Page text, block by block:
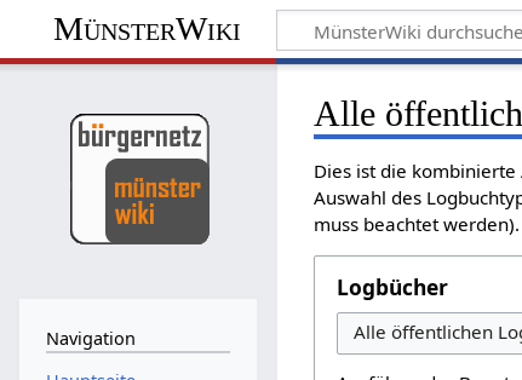
MünsterWiki
Alle
Dies ist die
Auswahl des
muss beachtet werden).
Logbücher
Alle öffentlichen
Navigation